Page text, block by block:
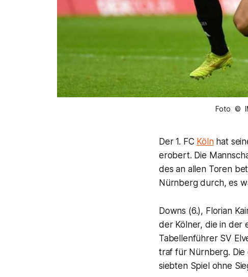
Foto ©
Der 1. FC Kölnhat
erobert. Die
des an allen Toren
Nürnberg durch, es
Downs (6.), Florian
der Kölner, die in der
Tabellenführer SV
traf für Nürnberg.
siebten Spiel ohne